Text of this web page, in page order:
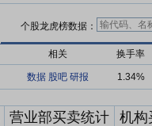
个股龙虎榜数据：
相关 换手率
数据 股吧 研报 1.34%
营业部买卖统计 机构